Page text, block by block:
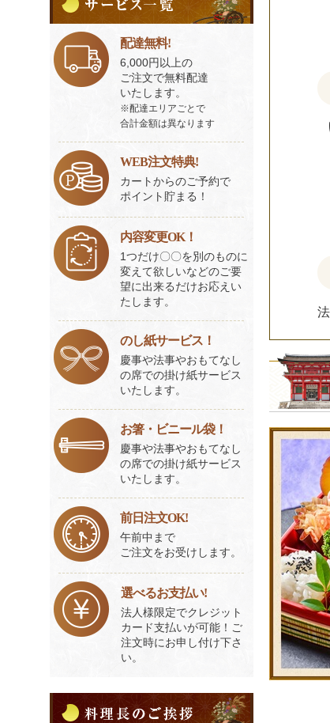
ー
ビ
ス
一
覧
配達無料!
6,000円以上の
ご注文で無料配達
いたします。
※配達エリアごとで
合計金額は異なります
WEB注文特典!
カートからのご予約で
ポイント貯まる！
内容変更OK！
1つだけ〇〇を別のものに
変えて欲しいなどのご要
望に出来るだけお応えい
たします。
のし紙サービス！
慶事や法事やおもてなし
の席での掛け紙サービス
いたします。
お箸・ビニール袋！
慶事や法事やおもてなし
の席での掛け紙サービス
いたします。
前日注文OK!
午前中まで
ご注文をお受けします。
選べるお支払い!
法人様限定でクレジット
カード支払いが可能！ご
注文時にお申し付け下さ
い。
理